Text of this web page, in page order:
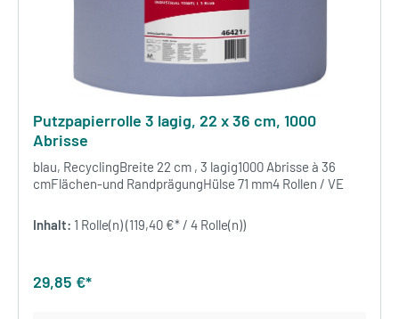
Putzpapierrolle 3 lagig, 22 x 36 cm, 1000
Abrisse
blau, RecyclingBreite 22 cm , 3 lagig1000 Abrisse à 36
cmFlächen-und RandprägungHülse 71 mm4 Rollen / VE
Inhalt: 1 Rolle(n)(119,40 €* / 4 Rolle(n))
29,85 €*